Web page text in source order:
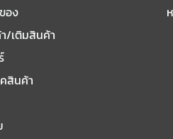
อง
/เติมสินค้า
สินค้า